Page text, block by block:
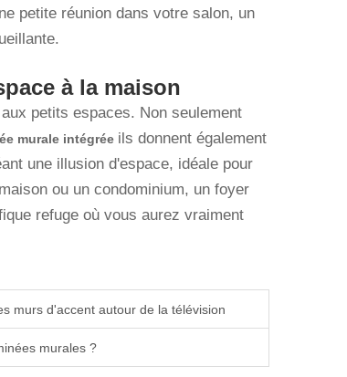
petite réunion dans votre salon, un
à la maison
petits espaces. Non seulement
murale intégrée ils donnent également
une illusion d'espace, idéale pour
ou un condominium, un foyer
refuge où vous aurez vraiment
murs d'accent autour de la télévision
murales ?